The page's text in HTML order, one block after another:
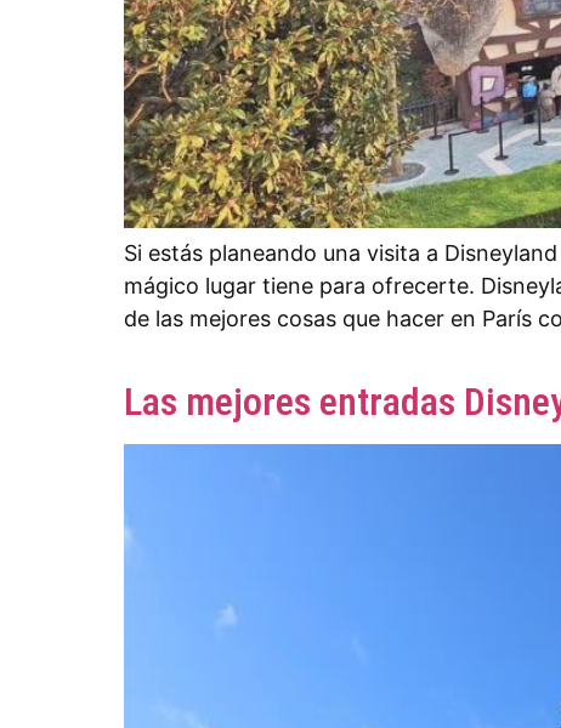
Si estás planeando una visita a
mágico lugar tiene para ofrecerte.
de las mejores cosas que hacer en París
Las mejores entradas